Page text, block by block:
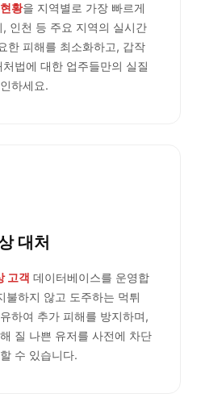
황을 지역별로 가장 빠르게
인천 등 주요 지역의 실시간
한 피해를 최소화하고, 갑작
법에 대한 업주들만의 실질
하세요.
대처
고객 데이터베이스를 운영합
불하지 않고 도주하는 먹튀
하여 추가 피해를 방지하며,
질 나쁜 유저를 사전에 차단
수 있습니다.